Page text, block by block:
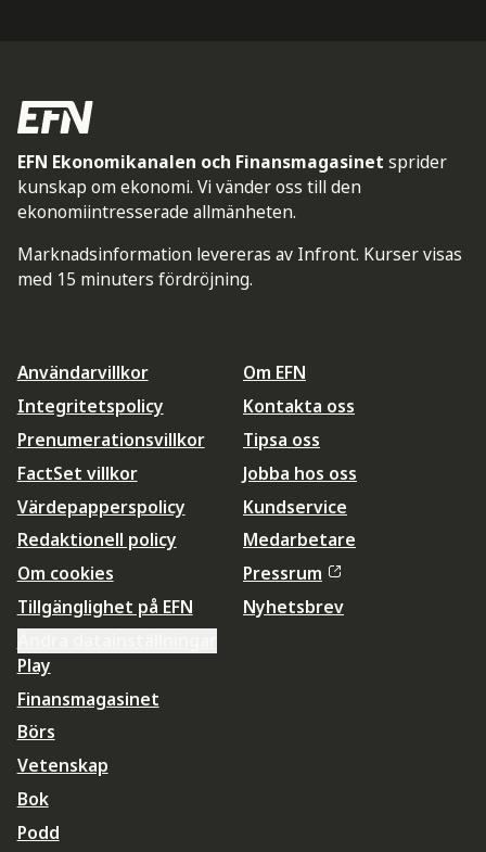
EFN Ekonomikanalen och Finansmagasinet sprider
kunskap om ekonomi. Vi vänder oss till den
ekonomiintresserade allmänheten.
Marknadsinformation levereras av Infront. Kurser visas
med 15 minuters fördröjning.
Användarvillkor
Integritetspolicy
Prenumerationsvillkor
FactSet villkor
Värdepapperspolicy
Redaktionell policy
Om cookies
Tillgänglighet på EFN
Om EFN
Kontakta oss
Tipsa oss
Jobba hos oss
Kundservice
Medarbetare
Pressrum
Nyhetsbrev
Play
Finansmagasinet
Börs
Vetenskap
Bok
Podd